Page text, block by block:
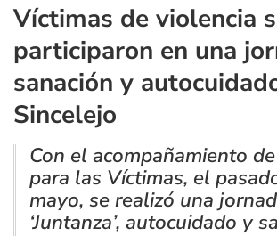
Víctimas de violencia
participaron en una
sanación y
Sincelejo
Con el acompañamiento
para las Víctimas, el
mayo, se realizó una
‘Juntanza’, autocuidado y